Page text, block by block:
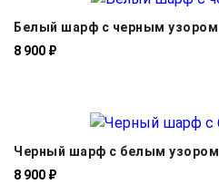
Белый шарф с черным узором
8 900 ₽
Черный шарф с белым узором
8 900 ₽